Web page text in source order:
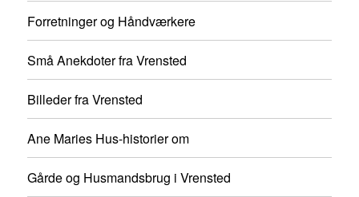
Forretninger og Håndværkere
Små Anekdoter fra Vrensted
Billeder fra Vrensted
Ane Maries Hus-historier om
Gårde og Husmandsbrug i Vrensted